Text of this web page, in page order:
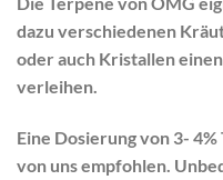
dazu verschiedenen
oder auch Kristallen
verleihen.
Eine Dosierung von 3-
von uns empfohlen.